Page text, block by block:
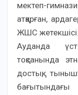
мектеп-
атқарған,
ЖШС жетекшісі.
Ауданда
тоқсанында
достық,